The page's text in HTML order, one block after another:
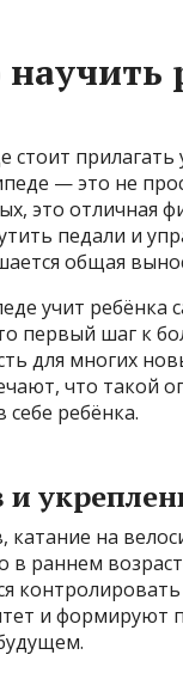
— это не
это отличная
педали и
общая
учит ребёнка
первый шаг к
для многих
что такой
ребёнка.
катание на
в раннем
и формируют